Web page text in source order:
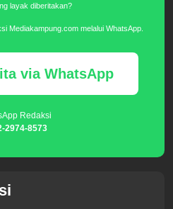
layak diberitakan?
Mediakampung.com melalui WhatsApp.
via WhatsApp
Redaksi
2974-8573